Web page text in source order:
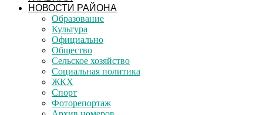
НОВОСТИ РАЙОНА
Образование
Культура
Официально
Общество
Сельское хозяйство
Социальная политика
ЖКХ
Спорт
Фоторепортаж